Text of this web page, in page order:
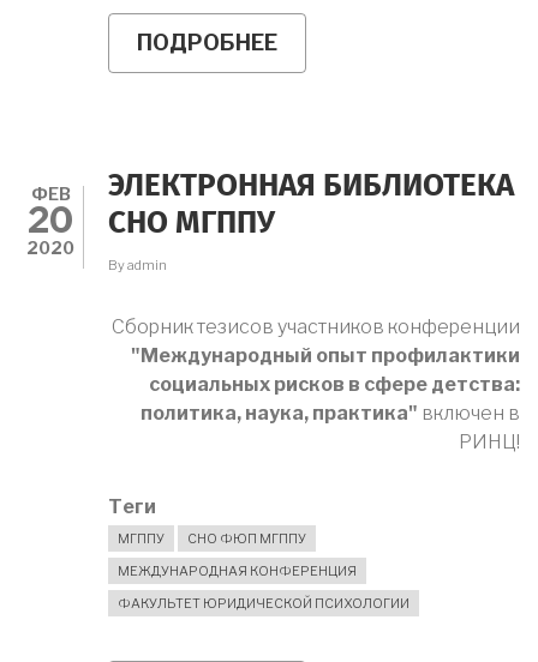
ПОДРОБНЕЕ
СПЕЦИАЛИСТАМ,
УМЕЛЫЙ
КЛАСС
ФЕВ
20
2020
ЭЛЕКТРОННАЯ БИБЛИОТЕКА
СНО МГППУ
Byadmin
Сборник тезисов участников конференции
"Международный опыт профилактики
социальных рисков в сфере детства:
политика, наука, практика" включен в
РИНЦ!
Теги
МГППУ
СНО ФЮП МГППУ
МЕЖДУНАРОДНАЯ КОНФЕРЕНЦИЯ
ФАКУЛЬТЕТ ЮРИДИЧЕСКОЙ ПСИХОЛОГИИ